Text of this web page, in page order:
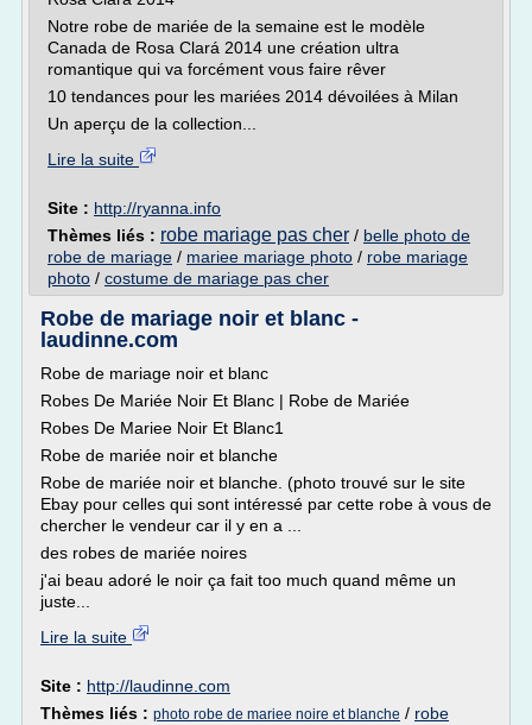
Notre robe de mariée de la semaine est le modèle
Canada de Rosa Clará 2014 une création ultra
romantique qui va forcément vous faire rêver
10 tendances pour les mariées 2014 dévoilées à Milan
Un aperçu de la collection...
Lire la suite
Site : http://ryanna.info
Thèmes liés : robe mariage pas cher / belle photo de
robe de mariage / mariee mariage photo / robe mariage
photo / costume de mariage pas cher
Robe de mariage noir et blanc -
laudinne.com
Robe de mariage noir et blanc
Robes De Mariée Noir Et Blanc | Robe de Mariée
Robes De Mariee Noir Et Blanc1
Robe de mariée noir et blanche
Robe de mariée noir et blanche. (photo trouvé sur le site
Ebay pour celles qui sont intéressé par cette robe à vous de
chercher le vendeur car il y en a ...
des robes de mariée noires
j'ai beau adoré le noir ça fait too much quand même un
juste...
Lire la suite
Site : http://laudinne.com
Thèmes liés : photo robe de mariee noire et blanche / robe